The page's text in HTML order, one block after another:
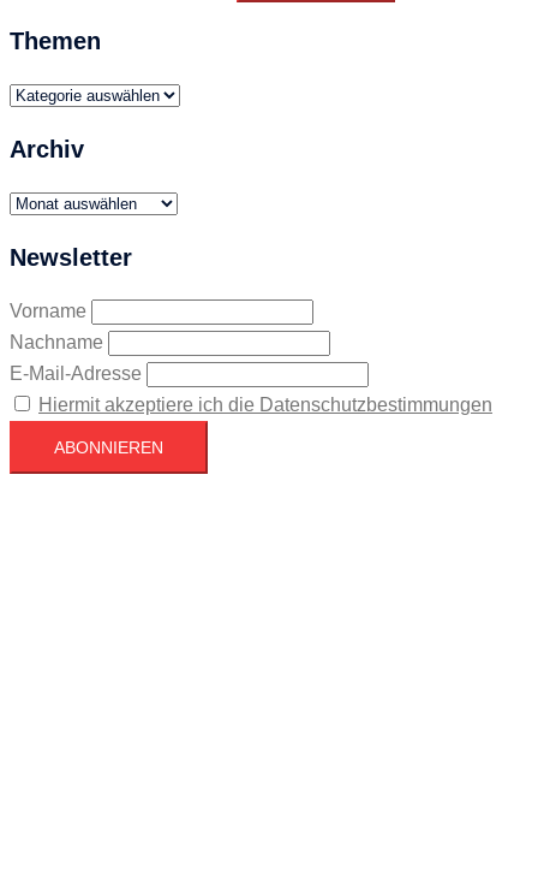
Themen
Themen
Archiv
Archiv
Newsletter
Vorname
Nachname
E-Mail-Adresse
Hiermit akzeptiere ich die Datenschutzbestimmungen